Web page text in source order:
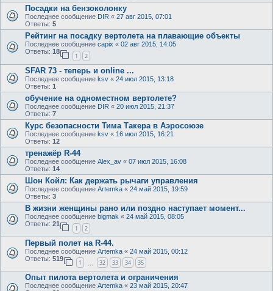
Посадки на бензоколонку
Последнее сообщение DIR « 27 авг 2015, 07:01
Ответы: 5
Рейтинг на посадку вертолета на плавающие объекты
Последнее сообщение capix « 02 авг 2015, 14:05
Ответы: 18
1 2
SFAR 73 - теперь и online ...
Последнее сообщение ksv « 24 июл 2015, 13:18
Ответы: 1
обучение на одноместном вертолете?
Последнее сообщение DIR « 20 июл 2015, 21:37
Ответы: 7
Курс безопасности Тима Такера в Аэросоюзе
Последнее сообщение ksv « 16 июл 2015, 16:21
Ответы: 12
тренажёр R-44
Последнее сообщение Alex_av « 07 июл 2015, 16:08
Ответы: 14
Шон Койл: Как держать рычаги управления
Последнее сообщение Artemka « 24 май 2015, 19:59
Ответы: 3
В жизни женщины рано или поздно наступает момент...
Последнее сообщение bigmak « 24 май 2015, 08:05
Ответы: 21
1 2
Первый полет на R-44.
Последнее сообщение Artemka « 24 май 2015, 00:12
Ответы: 519
1 32 33 34 35
Опыт пилота вертолета и ограничения
Последнее сообщение Artemka « 23 май 2015, 20:47